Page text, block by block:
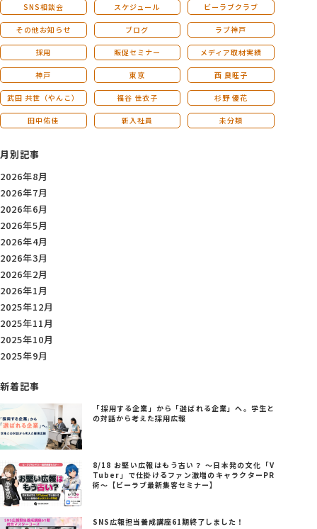
SNS相談会 スケジュール ビーラブクラブ
その他お知らせ ブログ ラブ神戸
採用 販促セミナー メディア取材実績
神戸 東京 西 良旺子
武田 共世（やんこ） 福谷 佳衣子 杉野 優花
田中佑佳 新入社員 未分類
月別記事
2026年8月
2026年7月
2026年6月
2026年5月
2026年4月
2026年3月
2026年2月
2026年1月
2025年12月
2025年11月
2025年10月
2025年9月
新着記事
「採用する企業」から「選ばれる企業」へ。学生と
の対話から考えた採用広報
8/18 お堅い広報はもう古い？ ～日本発の文化「V
Tuber」で仕掛けるファン激増のキャラクターPR
術～【ビーラブ最新集客セミナー】
SNS広報担当養成講座61期終了しました！